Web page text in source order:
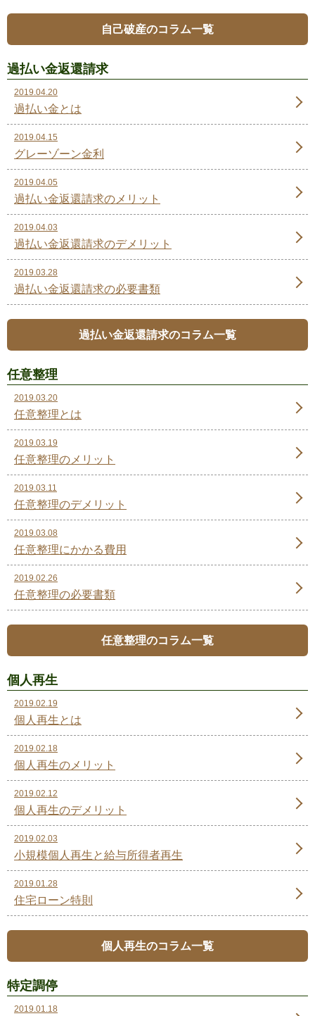
自己破産のコラム一覧
過払い金返還請求
2019.04.20
過払い金とは
2019.04.15
グレーゾーン金利
2019.04.05
過払い金返還請求のメリット
2019.04.03
過払い金返還請求のデメリット
2019.03.28
過払い金返還請求の必要書類
過払い金返還請求のコラム一覧
任意整理
2019.03.20
任意整理とは
2019.03.19
任意整理のメリット
2019.03.11
任意整理のデメリット
2019.03.08
任意整理にかかる費用
2019.02.26
任意整理の必要書類
任意整理のコラム一覧
個人再生
2019.02.19
個人再生とは
2019.02.18
個人再生のメリット
2019.02.12
個人再生のデメリット
2019.02.03
小規模個人再生と給与所得者再生
2019.01.28
住宅ローン特則
個人再生のコラム一覧
特定調停
2019.01.18